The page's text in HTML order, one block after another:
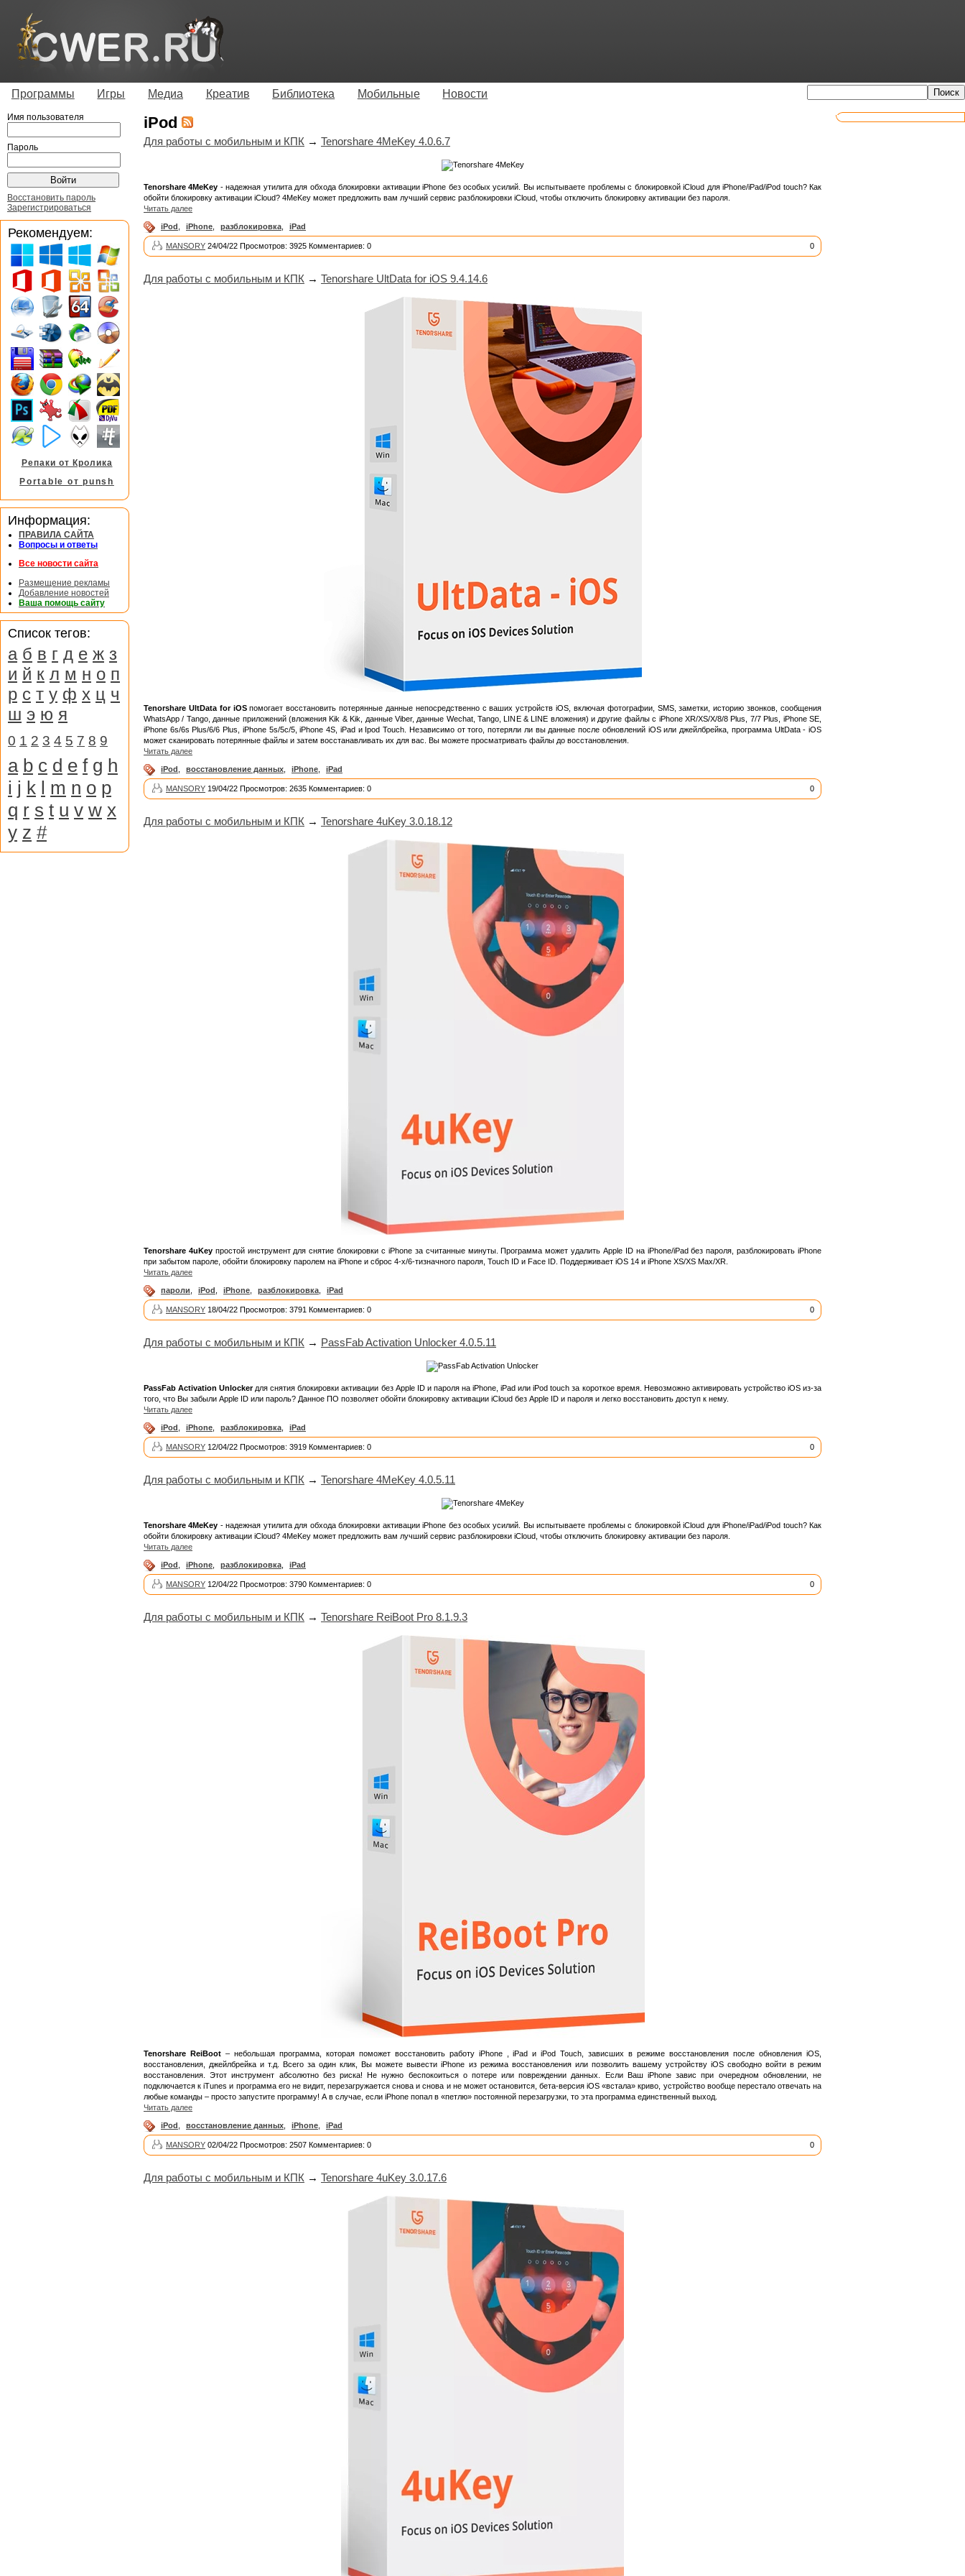
Программы Игры Медиа Креатив Библиотека Мобильные Новости
iPod
Для работы с мобильным и КПК → Tenorshare 4MeKey 4.0.6.7
Tenorshare 4MeKey - надежная утилита для обхода блокировки активации iPhone без особых усилий. Вы испытываете проблемы с блокировкой iCloud для iPhone/iPad/iPod touch? Как
обойти блокировку активации iCloud? 4MeKey может предложить вам лучший сервис разблокировки iCloud, чтобы отключить блокировку активации без пароля.
Читать далее
iPod iPhone разблокировка iPad
MANSORY 24/04/22 Просмотров: 3925 Комментариев: 0 0
Для работы с мобильным и КПК → Tenorshare UltData for iOS 9.4.14.6
Tenorshare UltData for iOSпомогает восстановить потерянные данные непосредственно с ваших устройств iOS, включая фотографии, SMS, заметки, историю звонков, сообщения
WhatsApp / Tango, данные приложений (вложения Kik & Kik, данные Viber, данные Wechat, Tango, LINE & LINE вложения) и другие файлы с iPhone XR/XS/X/8/8 Plus, 7/7 Plus, iPhone SE,
iPhone 6s/6s Plus/6/6 Plus, iPhone 5s/5c/5, iPhone 4S, iPad и Ipod Touch. Независимо от того, потеряли ли вы данные после обновлений iOS или джейлбрейка, программа UltData - iOS
может сканировать потерянные файлы и затем восстанавливать их для вас. Вы можете просматривать файлы до восстановления.
Читать далее
iPod восстановление данных iPhone iPad
MANSORY 19/04/22 Просмотров: 2635 Комментариев: 0 0
Для работы с мобильным и КПК → Tenorshare 4uKey 3.0.18.12
Tenorshare 4uKeyпростой инструмент для cнятие блокировки с iPhone за считанные минуты. Программа может удалить Apple ID на iPhone/iPad без пароля, разблокировать iPhone
при забытом пароле, обойти блокировку паролем на iPhone и сброс 4-х/6-тизначного пароля, Touch ID и Face ID. Поддерживает iOS 14 и iPhone XS/XS Max/XR.
Читать далее
пароли iPod iPhone разблокировка iPad
MANSORY 18/04/22 Просмотров: 3791 Комментариев: 0 0
Для работы с мобильным и КПК → PassFab Activation Unlocker 4.0.5.11
PassFab Activation Unlockerдля снятия блокировки активации без Apple ID и пароля на iPhone, iPad или iPod touch за короткое время. Невозможно активировать устройство iOS из-за
того, что Вы забыли Apple ID или пароль? Данное ПО позволяет обойти блокировку активации iCloud без Apple ID и пароля и легко восстановить доступ к нему.
Читать далее
iPod iPhone разблокировка iPad
MANSORY 12/04/22 Просмотров: 3919 Комментариев: 0 0
Для работы с мобильным и КПК → Tenorshare 4MeKey 4.0.5.11
Tenorshare 4MeKey - надежная утилита для обхода блокировки активации iPhone без особых усилий. Вы испытываете проблемы с блокировкой iCloud для iPhone/iPad/iPod touch? Как
обойти блокировку активации iCloud? 4MeKey может предложить вам лучший сервис разблокировки iCloud, чтобы отключить блокировку активации без пароля.
Читать далее
iPod iPhone разблокировка iPad
MANSORY 12/04/22 Просмотров: 3790 Комментариев: 0 0
Для работы с мобильным и КПК → Tenorshare ReiBoot Pro 8.1.9.3
Tenorshare ReiBoot– небольшая программа, которая поможет восстановить работу iPhone , iPad и iPod Touch, зависших в режиме восстановления после обновления iOS,
восстановления, джейлбрейка и т.д. Всего за один клик, Вы можете вывести iPhone из режима восстановления или позволить вашему устройству iOS свободно войти в режим
восстановления. Этот инструмент абсолютно без риска! Не нужно беспокоиться о потере или повреждении данных. Если Ваш iPhone завис при очередном обновлении, не
подключается к iTunes и программа его не видит, перезагружается снова и снова и не может остановится, бета-версия iOS «встала» криво, устройство вообще перестало отвечать на
любые команды – просто запустите программу! А в случае, если iPhone попал в «петлю» постоянной перезагрузки, то эта программа единственный выход.
Читать далее
iPod восстановление данных iPhone iPad
MANSORY 02/04/22 Просмотров: 2507 Комментариев: 0 0
Для работы с мобильным и КПК → Tenorshare 4uKey 3.0.17.6
Имя пользователя
Пароль
Восстановить пароль
Зарегистрироваться
Рекомендуем:
Репаки от Кролика
Portable от punsh
Информация:
ПРАВИЛА САЙТА
Вопросы и ответы
Все новости сайта
Размещение рекламы
Добавление новостей
Ваша помощь сайту
Список тегов:
а б в г д е ж з
и й к л м н о п
р с т у ф х ц ч
ш э ю я
0 1 2 3 4 5 7 8 9
a b c d e f g h
i j k l m n o p
q r s t u v w x
y z #